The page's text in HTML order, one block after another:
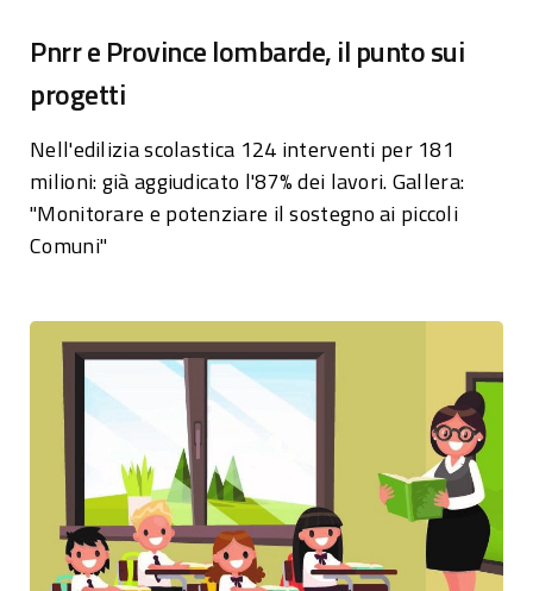
Pnrr e Province lombarde, il punto sui
progetti
Nell'edilizia scolastica 124 interventi per 181
milioni: già aggiudicato l'87% dei lavori. Gallera:
"Monitorare e potenziare il sostegno ai piccoli
Comuni"